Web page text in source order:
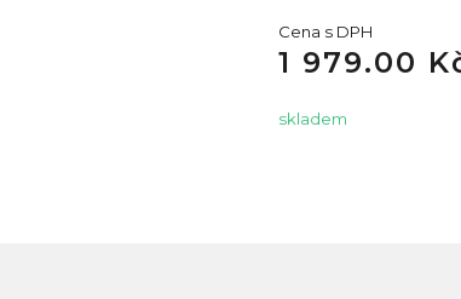
Cena s DPH
1 979.00
skladem